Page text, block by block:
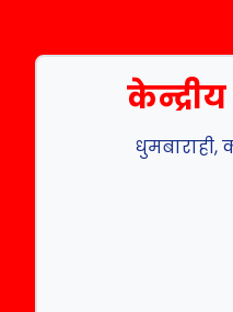
धुमबाराही,